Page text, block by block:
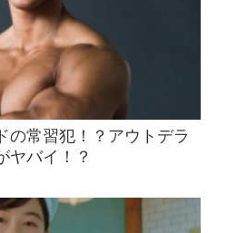
の常習犯！？アウトデラ
ヤバイ！？